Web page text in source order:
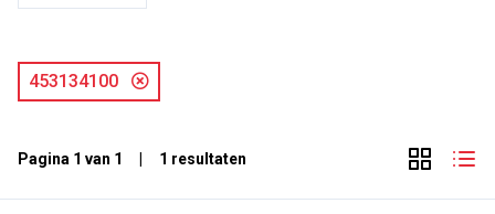
453134100
Pagina 1 van 1 | 1 resultaten